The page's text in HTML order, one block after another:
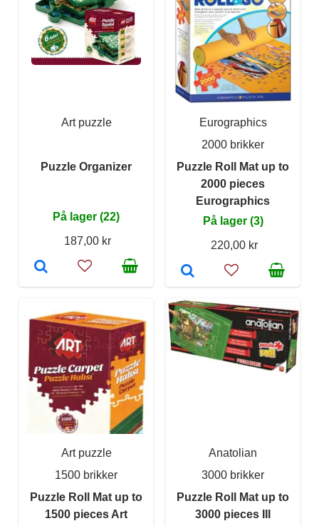
Art puzzle
Puzzle Organizer
På lager (22)
187,00 kr
Eurographics
2000 brikker
Puzzle Roll Mat up to
2000 pieces
Eurographics
På lager (3)
220,00 kr
Art puzzle
1500 brikker
Puzzle Roll Mat up to
1500 pieces Art
Anatolian
3000 brikker
Puzzle Roll Mat up to
3000 pieces III